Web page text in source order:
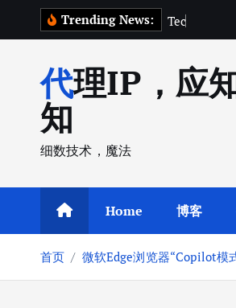
Trending News: Tec
代理IP，应知尽
知
细数技术，魔法
Home 博客
首页 微软Edge浏览器“Copilot模